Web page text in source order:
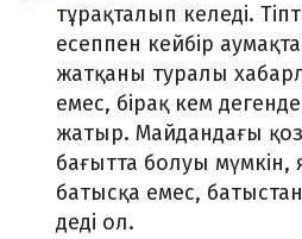
тұрақталып келеді.
есеппен кейбір
жатқаны туралы
емес, бірақ кем
жатыр. Майдандағы
бағытта болуы мүмкін,
батысқа емес,
деді ол.